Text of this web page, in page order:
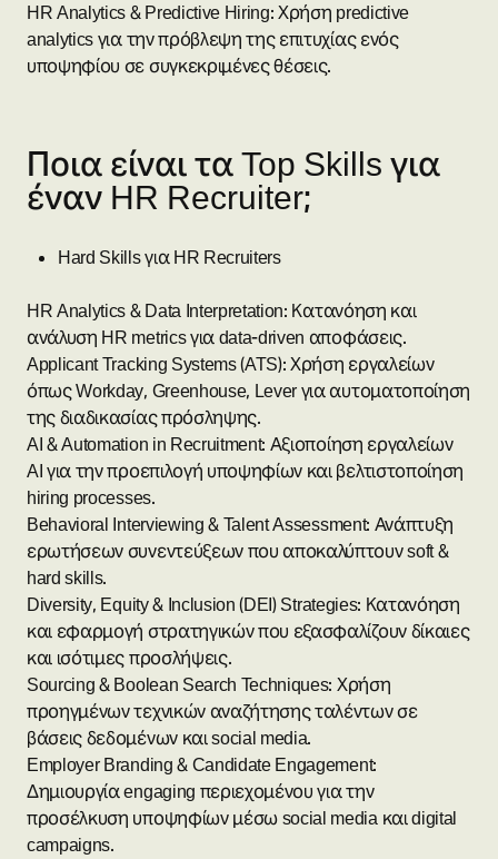
HR Analytics & Predictive Hiring: Χρήση predictive
analytics για την πρόβλεψη της επιτυχίας ενός
υποψηφίου σε συγκεκριμένες θέσεις.
Ποια είναι τα Top Skills για
έναν HR Recruiter;
Hard Skills για HR Recruiters
HR Analytics & Data Interpretation: Κατανόηση και
ανάλυση HR metrics για data-driven αποφάσεις.
Applicant Tracking Systems (ATS): Χρήση εργαλείων
όπως Workday, Greenhouse, Lever για αυτοματοποίηση
της διαδικασίας πρόσληψης.
AI & Automation in Recruitment: Αξιοποίηση εργαλείων
AI για την προεπιλογή υποψηφίων και βελτιστοποίηση
hiring processes.
Behavioral Interviewing & Talent Assessment: Ανάπτυξη
ερωτήσεων συνεντεύξεων που αποκαλύπτουν soft &
hard skills.
Diversity, Equity & Inclusion (DEI) Strategies: Κατανόηση
και εφαρμογή στρατηγικών που εξασφαλίζουν δίκαιες
και ισότιμες προσλήψεις.
Sourcing & Boolean Search Techniques: Χρήση
προηγμένων τεχνικών αναζήτησης ταλέντων σε
βάσεις δεδομένων και social media.
Employer Branding & Candidate Engagement:
Δημιουργία engaging περιεχομένου για την
προσέλκυση υποψηφίων μέσω social media και digital
campaigns.